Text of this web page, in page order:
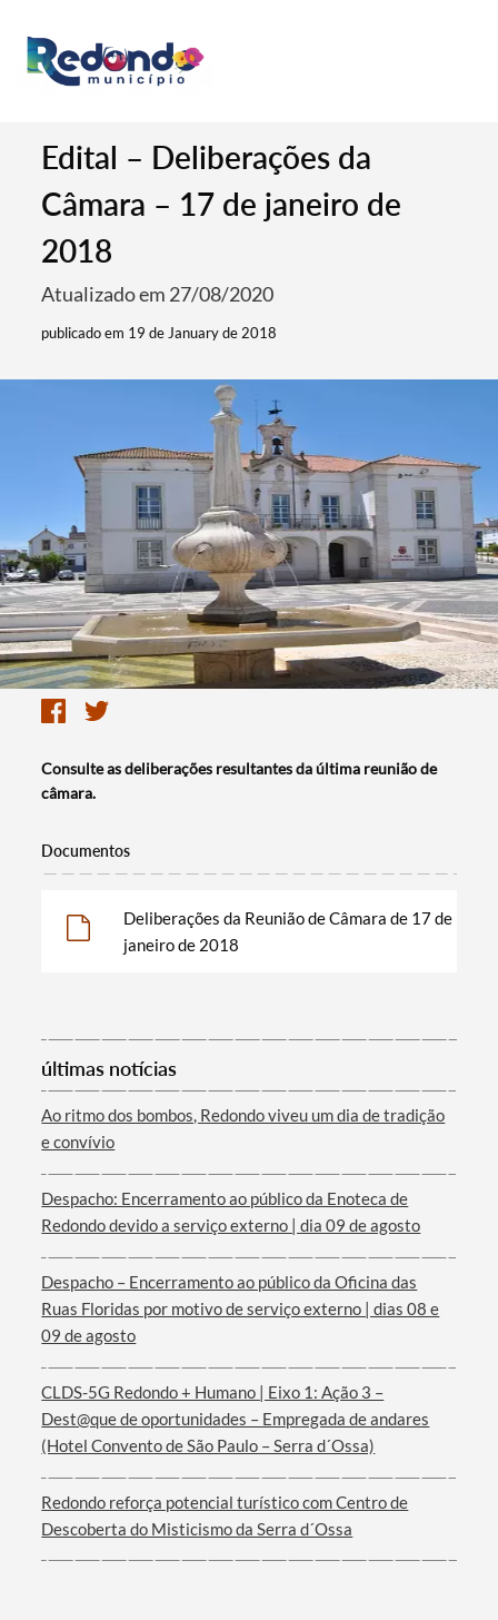
Termo de Pesquisa
Categorias gerais
Filtros
Edital – Deliberações da
Câmara – 17 de janeiro de
2018
Atualizado em 27/08/2020
publicado em 19 de January de 2018
Consulte as deliberações resultantes da última reunião de
câmara.
Documentos
Deliberações da Reunião de Câmara de 17 de
janeiro de 2018
últimas notícias
Ao ritmo dos bombos, Redondo viveu um dia de tradição
e convívio
Despacho: Encerramento ao público da Enoteca de
Redondo devido a serviço externo | dia 09 de agosto
Despacho – Encerramento ao público da Oficina das
Ruas Floridas por motivo de serviço externo | dias 08 e
09 de agosto
CLDS-5G Redondo + Humano | Eixo 1: Ação 3 –
Dest@que de oportunidades – Empregada de andares
(Hotel Convento de São Paulo – Serra d´Ossa)
Redondo reforça potencial turístico com Centro de
Descoberta do Misticismo da Serra d´Ossa